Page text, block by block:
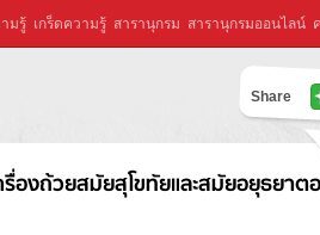
มรู้ เกร็ดความรู้ สารานุกรม สารานุกรมออนไลน์
Share
รื่องถ้วยสมัยสุโขทัยและสมัยอยุธยา